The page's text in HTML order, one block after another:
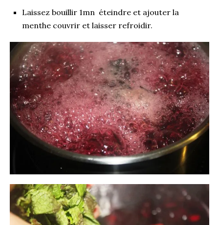
Laissez bouillir 1mn éteindre et ajouter la
menthe couvrir et laisser refroidir.